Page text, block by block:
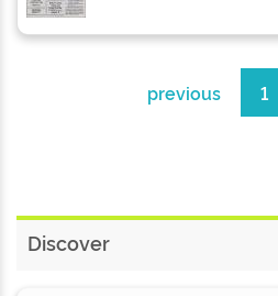
previous 1
Discover